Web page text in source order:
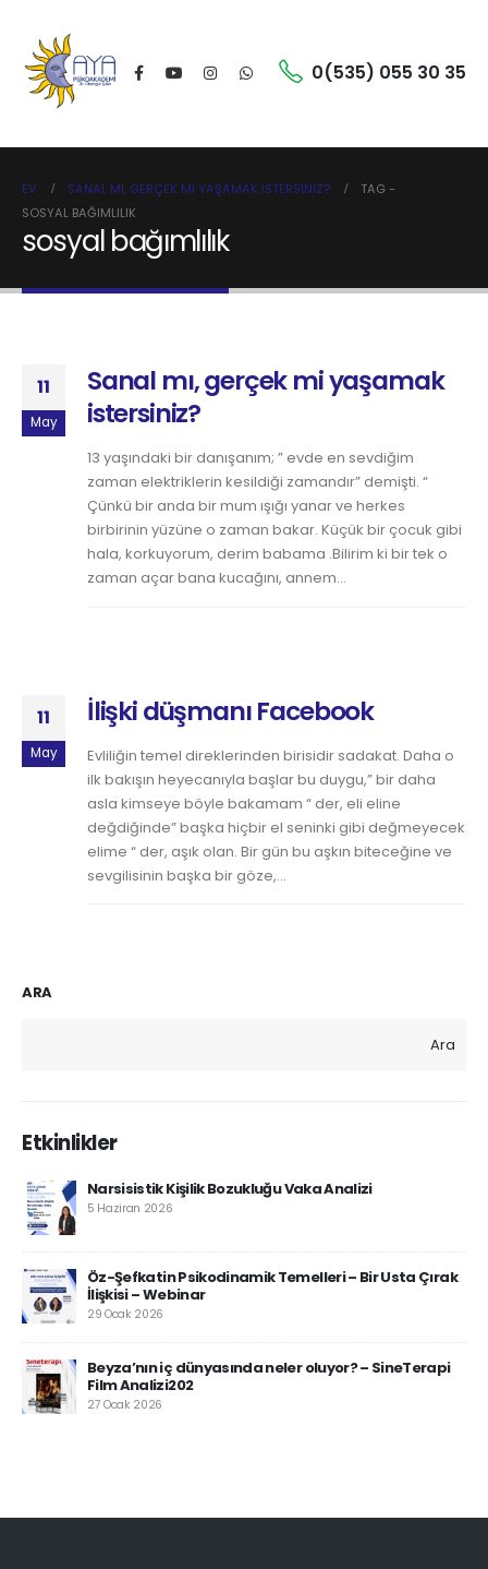
0(535) 055 30 35
EV SANAL MI, GERÇEK MI YAŞAMAK ISTERSINIZ?
TAG -
SOSYAL BAĞIMLILIK
sosyal bağımlılık
11
May
Sanal mı, gerçek mi yaşamak
istersiniz?
13 yaşındaki bir danışanım; ” evde en sevdiğim
zaman elektriklerin kesildiği zamandır” demişti. “
Çünkü bir anda bir mum ışığı yanar ve herkes
birbirinin yüzüne o zaman bakar. Küçük bir çocuk gibi
hala, korkuyorum, derim babama .Bilirim ki bir tek o
zaman açar bana kucağını, annem...
11
May
İlişki düşmanı Facebook
Evliliğin temel direklerinden birisidir sadakat. Daha o
ilk bakışın heyecanıyla başlar bu duygu,” bir daha
asla kimseye böyle bakamam “ der, eli eline
değdiğinde” başka hiçbir el seninki gibi değmeyecek
elime “ der, aşık olan. Bir gün bu aşkın biteceğine ve
sevgilisinin başka bir göze,...
ARA
Ara
Etkinlikler
Narsisistik Kişilik Bozukluğu Vaka Analizi
5 Haziran 2026
Öz-Şefkatin Psikodinamik Temelleri – Bir Usta Çırak
İlişkisi – Webinar
29 Ocak 2026
Beyza’nın iç dünyasında neler oluyor? – SineTerapi
Film Analizi202
27 Ocak 2026